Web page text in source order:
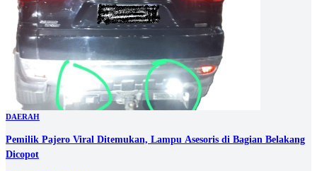
DAERAH
Pemilik Pajero Viral Ditemukan, Lampu Asesoris di Bagian Belakang
Dicopot